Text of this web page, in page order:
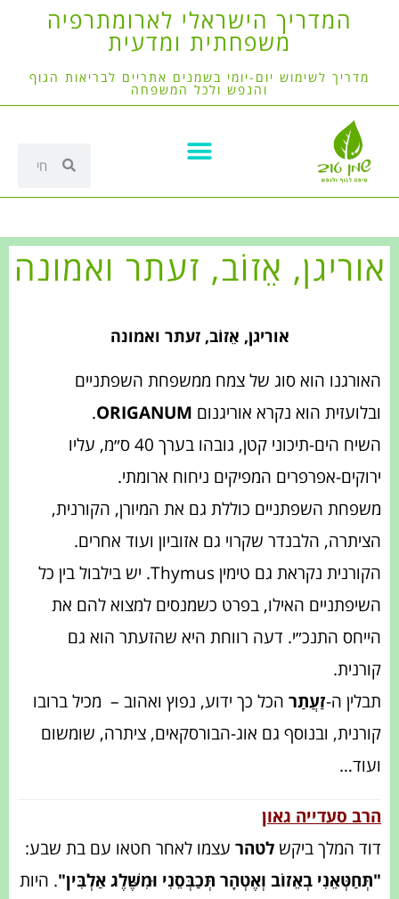
המדריך הישראלי לארומתרפיה
משפחתית ומדעית
מדריך לשימוש יום-יומי בשמנים אתריים לבריאות הגוף
והנפש ולכל המשפחה
אוריגן, אֵזוֹב, זעתר ואמונה
אוריגן, אֵזוֹב, זעתר ואמונה
‏האורגנו הוא סוג של צמח ממשפחת השפתניים
ובלועזית הוא נקרא אוריגנום ORIGANUM
.
השיח הים-תיכוני קטן, גובהו בערך 40 ס״מ, עליו
ירוקים-אפרפרים המפיקים ניחוח ארומתי.‏
משפחת השפתניים כוללת גם את המיורן, הקורנית,
הציתרה, הלבנדר שקרוי גם אזוביון ועוד אחרים.
הקורנית נקראת גם טימין Thymus.
יש בילבול בין כל
השיפתניים האילו, בפרט כשמנסים למצוא להם את
הייחס התנכ״י. דעה רווחת היא שהזעתר הוא גם
קורנית.
תבלין ה-זַעֲתַר הכל כך ידוע, נפוץ ואהוב – מכיל ברובו
קורנית, ובנוסף גם אוג-הבורסקאים, ציתרה, שומשום
ועוד…‏
הרב סעדייה גאון
דוד המלך ביקש לטהר עצמו לאחר חטאו עם בת שבע:
"תְּחַטְּאֵנִי בְאֵזוֹב וְאֶטְהָר תְּכַבְּסֵנִי וּמִשֶּׁלֶג אַלְבִּין".‏ היות